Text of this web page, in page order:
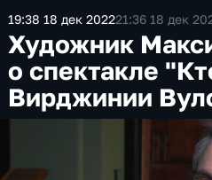
19:38 18 дек 202221:36 18 дек
Художник
о спектакле
Вирджинии